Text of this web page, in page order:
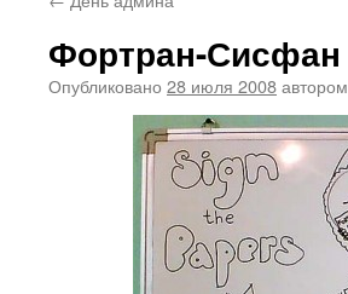
Фортран-Сисфан
Опубликовано 28 июля 2008автором